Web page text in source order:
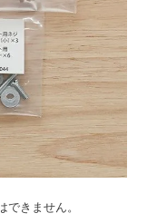
きません。